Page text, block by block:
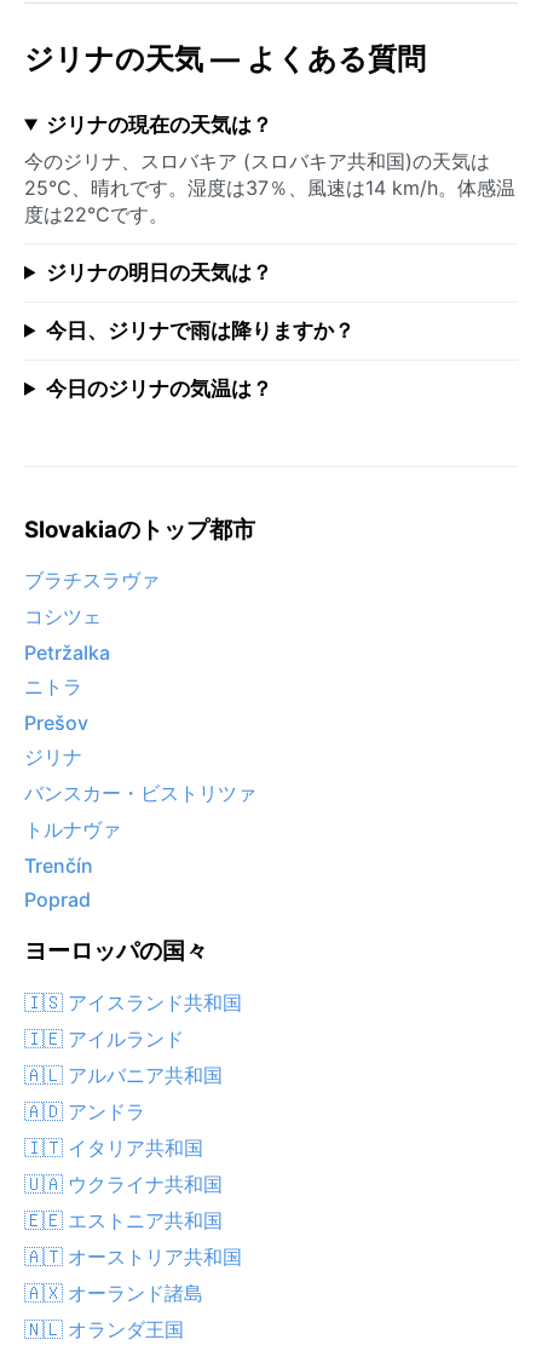
ジリナの天気 — よくある質問
ジリナの現在の天気は？
今のジリナ、スロバキア (スロバキア共和国)の天気は
25°C、晴れです。湿度は37％、風速は14 km/h。体感温
度は22°Cです。
ジリナの明日の天気は？
今日、ジリナで雨は降りますか？
今日のジリナの気温は？
Slovakiaのトップ都市
ブラチスラヴァ
コシツェ
Petržalka
ニトラ
Prešov
ジリナ
バンスカー・ビストリツァ
トルナヴァ
Trenčín
Poprad
ヨーロッパの国々
🇮🇸 アイスランド共和国
🇮🇪 アイルランド
🇦🇱 アルバニア共和国
🇦🇩 アンドラ
🇮🇹 イタリア共和国
🇺🇦 ウクライナ共和国
🇪🇪 エストニア共和国
🇦🇹 オーストリア共和国
🇦🇽 オーランド諸島
🇳🇱 オランダ王国